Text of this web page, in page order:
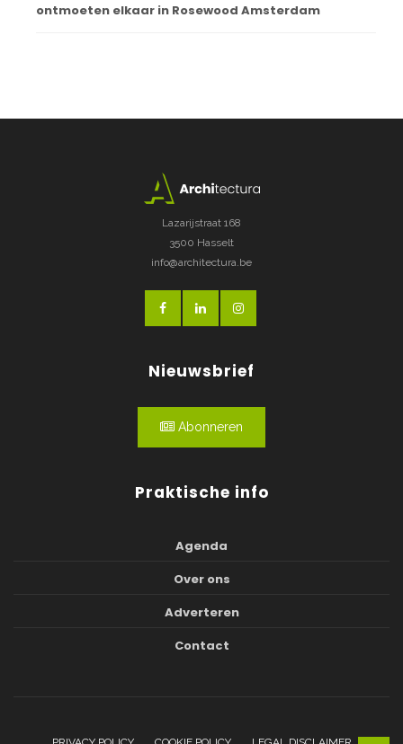
ontmoeten elkaar in Rosewood Amsterdam
Lazarijstraat 168
3500 Hasselt
info@architectura.be
Nieuwsbrief
Abonneren
Praktische info
Agenda
Over ons
Adverteren
Contact